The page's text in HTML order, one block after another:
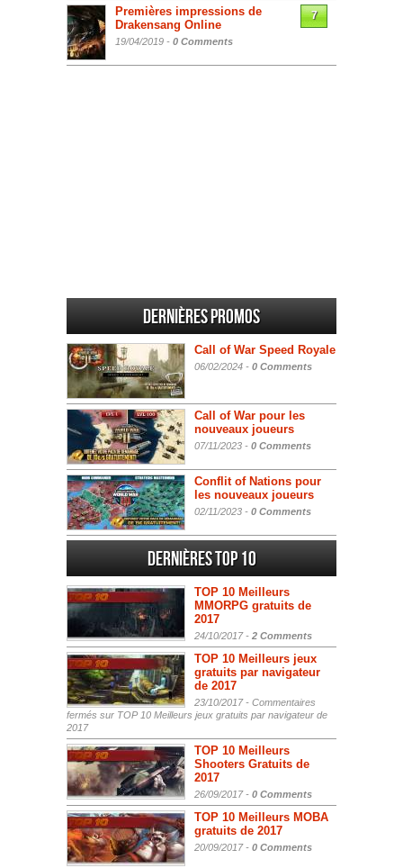
Premières impressions de
Drakensang Online
19/04/2019 - 0 Comments
7
Dernières promos
Call of War Speed Royale
06/02/2024 - 0 Comments
Call of War pour les
nouveaux joueurs
07/11/2023 - 0 Comments
Conflit of Nations pour
les nouveaux joueurs
02/11/2023 - 0 Comments
Dernières Top 10
TOP 10 Meilleurs
MMORPG gratuits de
2017
24/10/2017 - 2 Comments
TOP 10 Meilleurs jeux
gratuits par navigateur
de 2017
23/10/2017 - Commentaires
fermés sur TOP 10 Meilleurs jeux gratuits par navigateur de
2017
TOP 10 Meilleurs
Shooters Gratuits de
2017
26/09/2017 - 0 Comments
TOP 10 Meilleurs MOBA
gratuits de 2017
20/09/2017 - 0 Comments